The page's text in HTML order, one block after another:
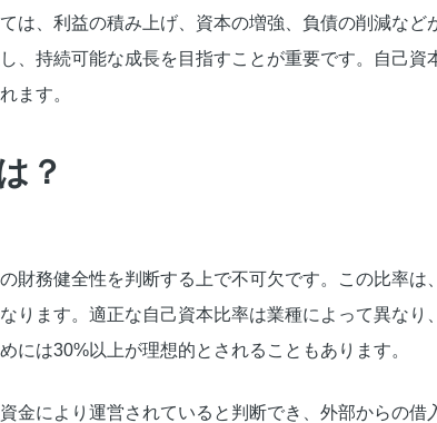
は、利益の積み上げ、資本の増強、負債の削減など
、持続可能な成長を目指すことが重要です。自己資
ます。
？
財務健全性を判断する上で不可欠です。この比率は
ります。適正な自己資本比率は業種によって異なり
には30%以上が理想的とされることもあります。
金により運営されていると判断でき、外部からの